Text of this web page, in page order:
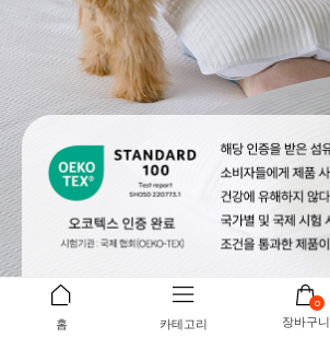
홈 카테고리
0
장바구니